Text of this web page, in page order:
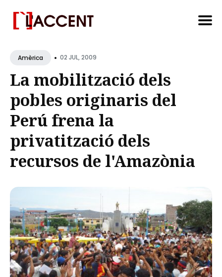
forAmèrica • 02 JUL, 2009
La mobilització dels
pobles originaris del
Perú frena la
privatització dels
recursos de l'Amazònia